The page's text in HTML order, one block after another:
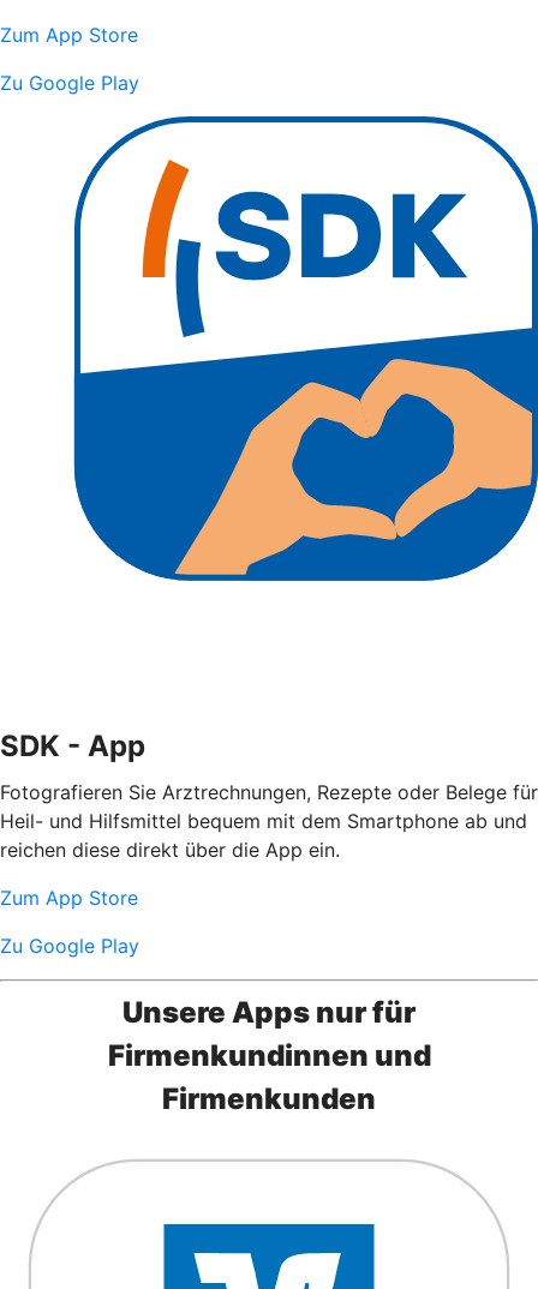
Zum App Store
Zu Google Play
SDK - App
Fotografieren Sie Arztrechnungen, Rezepte oder Belege für
Heil- und Hilfsmittel bequem mit dem Smartphone ab und
reichen diese direkt über die App ein.
Zum App Store
Zu Google Play
Unsere Apps nur für
Firmenkundinnen und
Firmenkunden